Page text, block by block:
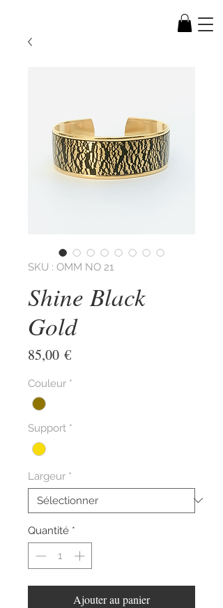
SKU : OMM NO 21
Shine Black
Gold
85,00 €Prix
Couleur *
Support *
Largeur *
Quantité *
Ajouter au panier